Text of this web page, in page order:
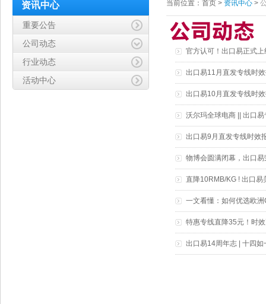
资讯中心
重要公告
公司动态
行业动态
活动中心
当前位置： 首页 > 资讯中心 >
官方认可！出口易正式
出口易11月直发专线时
出口易10月直发专线时
沃尔玛全球电商 || 出口
出口易9月直发专线时效
物博会圆满闭幕，出口
直降10RMB/KG ! 出口
一文看懂：如何优选欧
特惠专线直降35元！时
出口易14周年志 | 十四如